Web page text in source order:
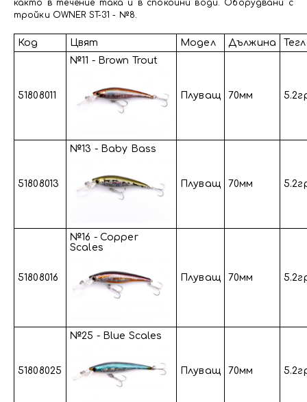
както в течение така и в спокойни води. Оборудвани с
тройки OWNER ST-31 - №8.
Код Цвят Модел Дължина
51808011
№11 - Brown Trout
Плуващ 70мм
51808013
№13 - Baby Bass
Плуващ 70мм
51808016
№16 - Copper
Scales
Плуващ 70мм
51808025
№25 - Blue Scales
Плуващ 70мм